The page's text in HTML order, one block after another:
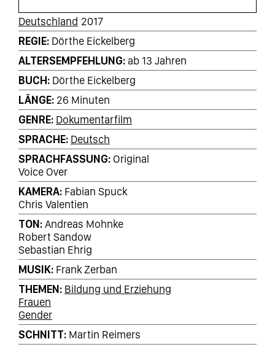
Deutschland 2017
REGIE Dörthe Eickelberg
ALTERSEMPFEHLUNG ab 13 Jahren
BUCH Dörthe Eickelberg
LÄNGE 26 Minuten
GENRE Dokumentarfilm
SPRACHE Deutsch
SPRACHFASSUNG Original
Voice Over
KAMERA Fabian Spuck
Chris Valentien
TON Andreas Mohnke
Robert Sandow
Sebastian Ehrig
MUSIK Frank Zerban
THEMEN Bildung und Erziehung
Frauen
Gender
SCHNITT Martin Reimers